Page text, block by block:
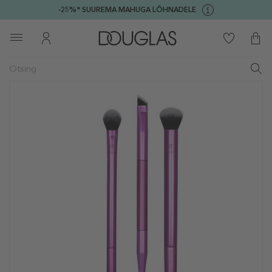
-25%* SUUREMA MAHUGA LÕHNADELE